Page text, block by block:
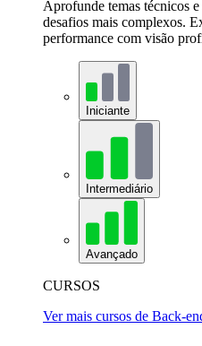
Aprofunde temas técnicos
desafios mais complexos.
performance com visão
Iniciante
Intermediário
Avançado
CURSOS
Ver mais cursos de Back-